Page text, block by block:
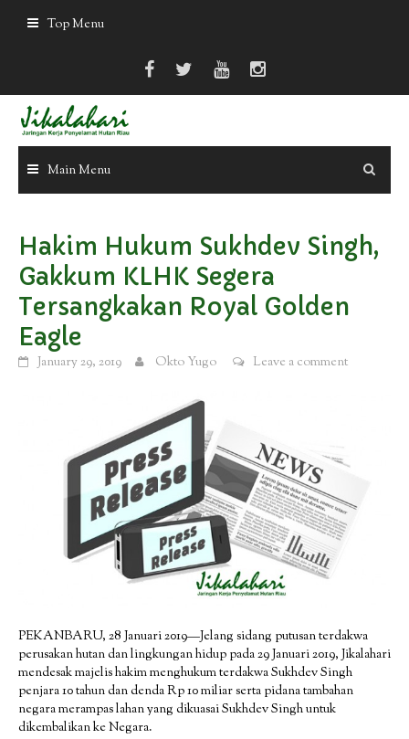
Top Menu
Main Menu
Hakim Hukum Sukhdev Singh,
Gakkum KLHK Segera
Tersangkakan Royal Golden
Eagle
January 29, 2019 Okto Yugo Leave a comment
PEKANBARU, 28 Januari 2019—Jelang sidang putusan terdakwa
perusakan hutan dan lingkungan hidup pada 29 Januari 2019, Jikalahari
mendesak majelis hakim menghukum terdakwa Sukhdev Singh
penjara 10 tahun dan denda Rp 10 miliar serta pidana tambahan
negara merampas lahan yang dikuasai Sukhdev Singh untuk
dikembalikan ke Negara.